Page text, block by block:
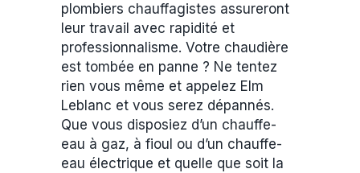
plombiers chauffagistes assureront
leur travail avec rapidité et
professionnalisme. Votre chaudière
est tombée en panne ? Ne tentez
rien vous même et appelez Elm
Leblanc et vous serez dépannés.
Que vous disposiez d’un chauffe-
eau à gaz, à fioul ou d’un chauffe-
eau électrique et quelle que soit la